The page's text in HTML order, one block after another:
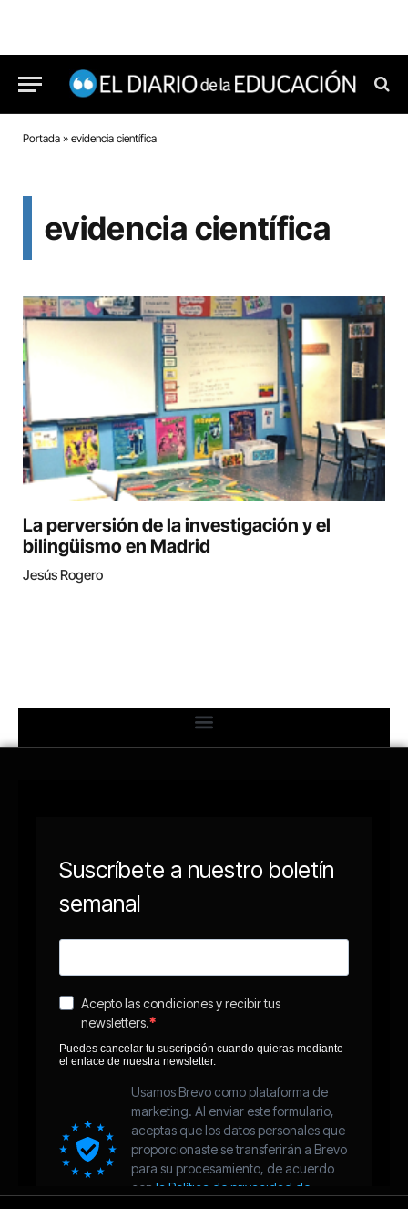
Portada » evidencia científica
evidencia científica
La perversión de la investigación y el
bilingüismo en Madrid
Jesús Rogero